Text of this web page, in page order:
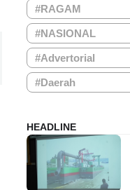
#RAGAM
#NASIONAL
#Advertorial
#Daerah
HEADLINE